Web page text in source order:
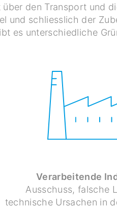
den Transport und
und schliesslich der
es unterschiedliche
Verarbeitende
Ausschuss, falsche
technische Ursachen in